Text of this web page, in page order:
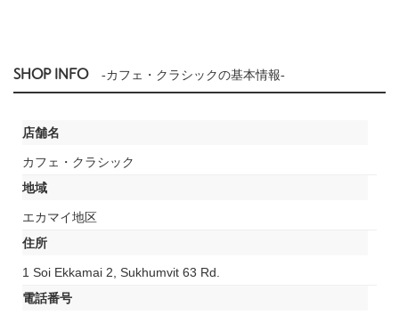
SHOP INFO -カフェ・クラシックの基本情報-
店舗名
カフェ・クラシック
地域
エカマイ地区
住所
1 Soi Ekkamai 2, Sukhumvit 63 Rd.
電話番号